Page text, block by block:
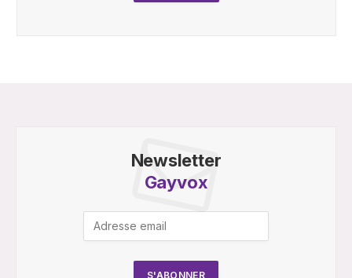
Newsletter
Gayvox